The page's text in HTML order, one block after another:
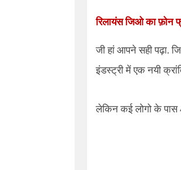
रिलायंस जिओ का फ़ोन
जी हां आपने सही पढ़ा.
इंडस्ट्री में एक नयी
लेकिन कई लोगो के पास